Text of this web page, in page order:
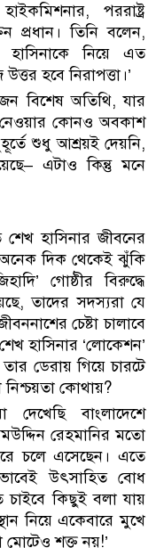
পররাষ্ট্র
প্রধান। তিনি বলেন,
নিয়ে এত
হবে নিরাপত্তা।’
বিশেষ অতিথি, যার
কোনও অবকাশ
শুধু আশ্রয়ই দেয়নি,
এটাও কিন্তু মনে
হাসিনার জীবনের
দিক থেকেই ঝুঁকি
গোষ্ঠীর বিরুদ্ধে
তাদের সদস্যরা যে
চেষ্টা চালাবে
হাসিনার ‘লোকেশন’
ডেরায় গিয়ে চারটে
নিশ্চয়তা কোথায়?
বাংলাদেশে
রেহমানির মতো
চলে এসেছেন। এতে
উৎসাহিত বোধ
চাইবে কিছুই বলা যায়
নিয়ে একেবারে মুখে
শক্ত নয়!’